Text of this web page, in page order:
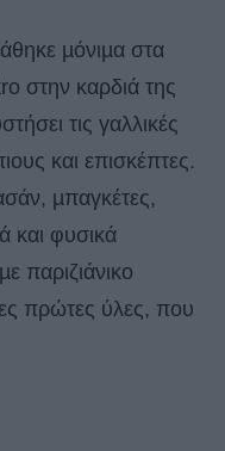
µόνιµα στα
στην καρδιά της
τις γαλλικές
και επισκέπτες.
µπαγκέτες,
και φυσικά
παριζιάνικο
πρώτες ύλες, που